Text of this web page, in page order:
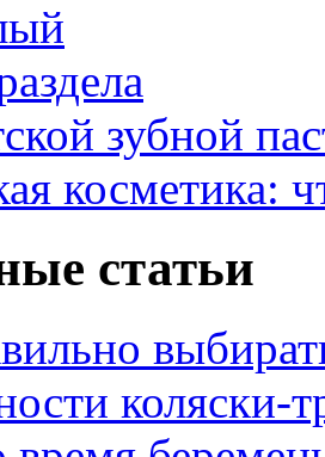
зубной
косметика:
статьи
коляски-